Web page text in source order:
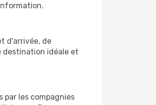
d'arrivée, de
destination idéale et
les compagnies